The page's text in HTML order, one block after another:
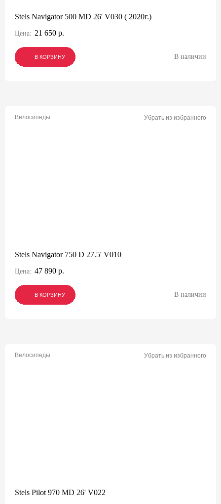
Stels Navigator 500 MD 26' V030 ( 2020г.)
Цена: 21 650 р.
В КОРЗИНУ
В КОРЗИНУ
В КОРЗИНУ В наличии
Велосипеды Убрать из избранного
Stels Navigator 750 D 27.5' V010
Цена: 47 890 р.
В КОРЗИНУ
В КОРЗИНУ
В КОРЗИНУ В наличии
Велосипеды Убрать из избранного
Stels Pilot 970 MD 26' V022